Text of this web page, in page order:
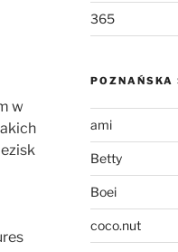
w
365
POZNAŃSKA
ami
Betty
Boei
coco.nut